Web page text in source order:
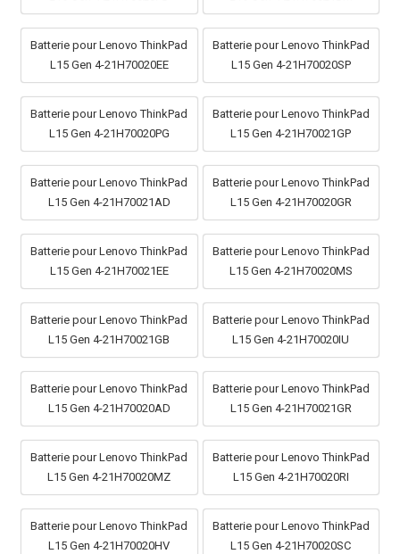
Batterie pour Lenovo ThinkPad
L15 Gen 4-21H70020EE
Batterie pour Lenovo ThinkPad
L15 Gen 4-21H70020SP
Batterie pour Lenovo ThinkPad
L15 Gen 4-21H70020PG
Batterie pour Lenovo ThinkPad
L15 Gen 4-21H70021GP
Batterie pour Lenovo ThinkPad
L15 Gen 4-21H70021AD
Batterie pour Lenovo ThinkPad
L15 Gen 4-21H70020GR
Batterie pour Lenovo ThinkPad
L15 Gen 4-21H70021EE
Batterie pour Lenovo ThinkPad
L15 Gen 4-21H70020MS
Batterie pour Lenovo ThinkPad
L15 Gen 4-21H70021GB
Batterie pour Lenovo ThinkPad
L15 Gen 4-21H70020IU
Batterie pour Lenovo ThinkPad
L15 Gen 4-21H70020AD
Batterie pour Lenovo ThinkPad
L15 Gen 4-21H70021GR
Batterie pour Lenovo ThinkPad
L15 Gen 4-21H70020MZ
Batterie pour Lenovo ThinkPad
L15 Gen 4-21H70020RI
Batterie pour Lenovo ThinkPad
L15 Gen 4-21H70020HV
Batterie pour Lenovo ThinkPad
L15 Gen 4-21H70020SC